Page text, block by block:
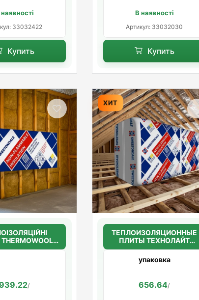
33032422
Купить
В наявності
Артикул: 33032030
Купить
STANDARD 45
/
ХИТ
ТЕПЛОИЗОЛЯЦИОННЫЕ
ПЛИТЫ ТЕХНОЛАЙТ
ЭКСТРА 50мм. (30кг/м3)
упаковка
656.64/